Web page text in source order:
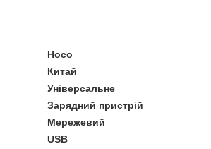
Hoco
Китай
Універсальне
Зарядний пристрій
Мережевий
USB